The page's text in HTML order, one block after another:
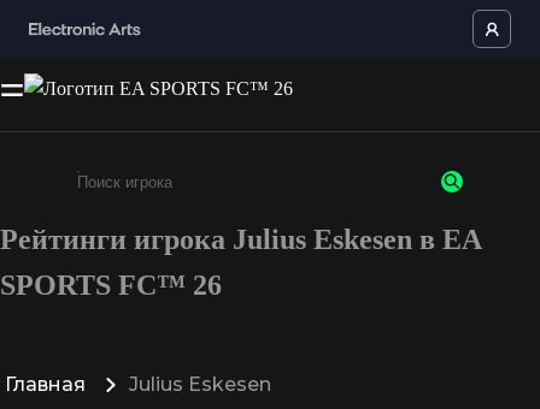
Введите не менее 3 символов или цифр
Рейтинги игрока Julius Eskesen в EA
SPORTS FC™ 26
Главная Julius Eskesen